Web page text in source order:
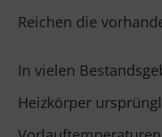
Reichen die
In vielen
Heizkörper